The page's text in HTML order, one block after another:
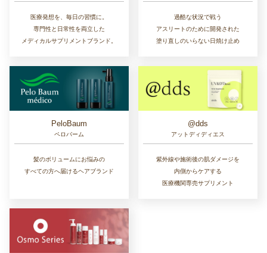
医療発想を、毎日の習慣に。
専門性と日常性を両立した
メディカルサプリメントブランド。
過酷な状況で戦う
アスリートのために開発された
塗り直しのいらない日焼け止め
PeloBaum
ペロバーム
髪のボリュームにお悩みの
すべての方へ届けるヘアブランド
@dds
アットディディエス
紫外線や施術後の肌ダメージを
内側からケアする
医療機関専売サプリメント